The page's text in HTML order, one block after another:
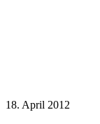
18. April 2012